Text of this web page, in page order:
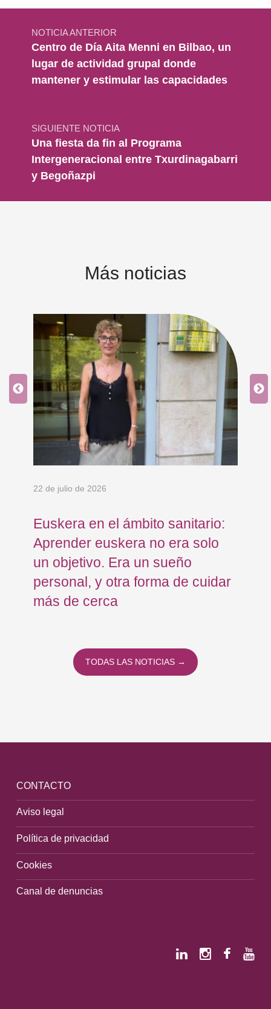
Navegación de entradas
NOTICIA ANTERIOR
Centro de Día Aita Menni en Bilbao, un
lugar de actividad grupal donde
mantener y estimular las capacidades
SIGUIENTE NOTICIA
Una fiesta da fin al Programa
Intergeneracional entre Txurdinagabarri
y Begoñazpi
Más noticias
22 de julio de 2026
Euskera en el ámbito sanitario:
Aprender euskera no era solo
un objetivo. Era un sueño
personal, y otra forma de cuidar
más de cerca
TODAS LAS NOTICIAS →
CONTACTO
Aviso legal
Política de privacidad
Cookies
Canal de denuncias